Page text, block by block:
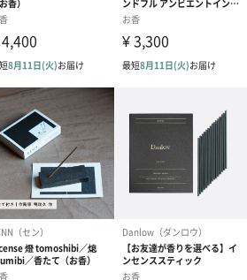
中で、つい自分のことは後回しになっ
なたのための「美しさに気づく時間」
の少しの贅沢なひととき。
てみませんか。
分をリラックスして華やかな気持ち